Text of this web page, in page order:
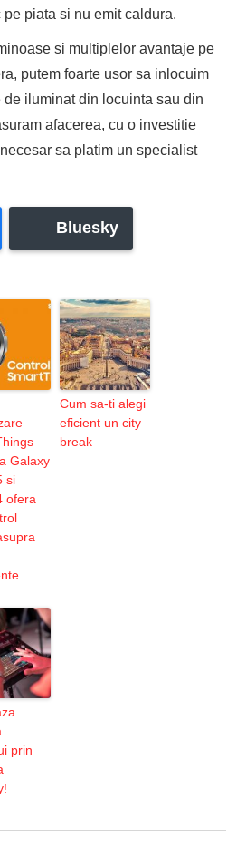
piata si nu emit caldura.
si multiplelor avantaje pe
putem foarte usor sa inlocuim
iluminat din locuinta sau din
afacerea, cu o investitie
sa platim un specialist
Bluesky
Galaxy
si
ofera
Cum sa-ti alegi
eficient un city
break
prin